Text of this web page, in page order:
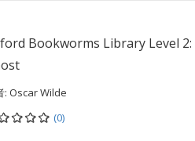
Bookworms Library Level
: Oscar Wilde
(0)